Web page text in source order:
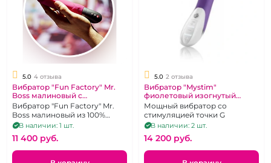
5.0 4 отзыва
Вибратор "Fun Factory" Mr.
Boss малиновый с
реалистичной головкой
Вибратор "Fun Factory" Mr.
Boss малиновый из 100%
медицинского силикона с
реалистичной головкой
В наличии: 1 шт.
11 400 pуб.
5.0 2 отзыва
Вибратор "Mystim"
фиолетовый изогнутый
перезаряжаемый
Мощный вибратор со
стимуляцией точки G
В наличии: 2 шт.
14 200 pуб.